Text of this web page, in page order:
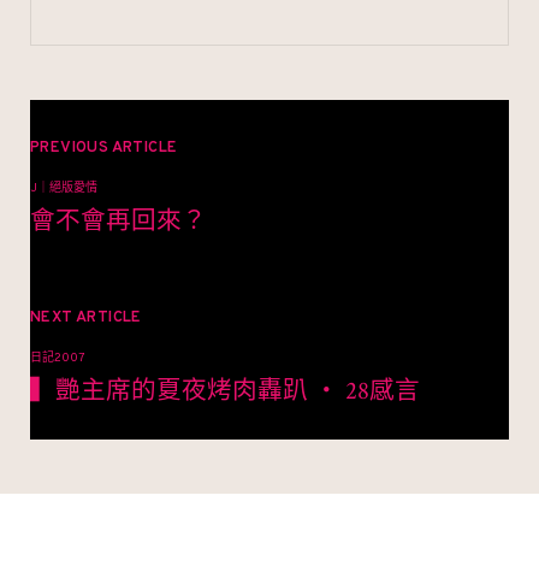
章
導
PREVIOUS ARTICLE
J｜絕版愛情
會不會再回來？
NEXT ARTICLE
日記2007
▍艷主席的夏夜烤肉轟趴 ‧ 28感言